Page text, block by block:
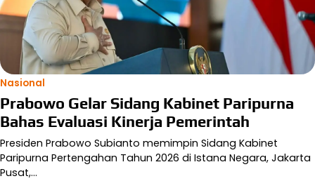
Nasional
Prabowo Gelar Sidang Kabinet Paripurna
Bahas Evaluasi Kinerja Pemerintah
Presiden Prabowo Subianto memimpin Sidang Kabinet
Paripurna Pertengahan Tahun 2026 di Istana Negara, Jakarta
Pusat,…